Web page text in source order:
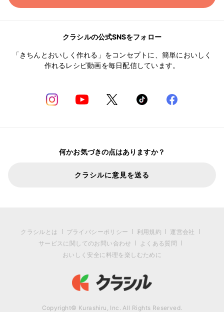
クラシルの公式SNSをフォロー
「きちんとおいしく作れる」をコンセプトに、簡単においしく
作れるレシピ動画を毎日配信しています。
何かお気づきの点はありますか？
クラシルに意見を送る
クラシルとは プライバシーポリシー 利用規約
運営会社
サービスに関してのお問い合わせ
よくある質問
おいしく安全に料理を楽しむために
Copyright© Kurashiru, Inc. All Rights Reserved.